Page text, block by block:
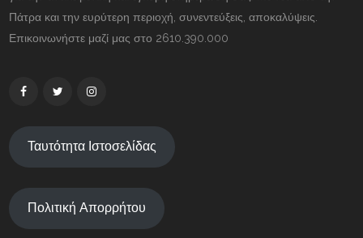
Πάτρα και την ευρύτερη περιοχή, συνεντεύξεις, αποκαλύψεις.
Επικοινωνήστε μαζί μας στο 2610.390.000
Ταυτότητα Ιστοσελίδας
Πολιτική Απορρήτου